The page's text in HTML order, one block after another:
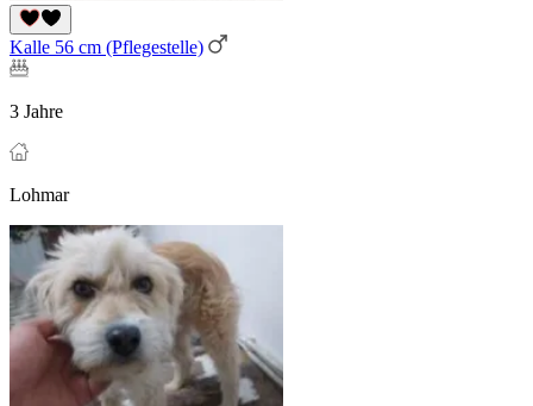
Kalle 56 cm (Pflegestelle)
3 Jahre
Lohmar